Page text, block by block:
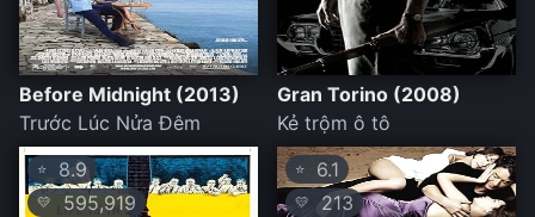
Before Midnight (2013)
Trước Lúc Nửa Đêm
Gran Torino (2008)
Kẻ trộm ô tô
⭐ 8.9
💛 595,919
⭐ 6.1
💛 213